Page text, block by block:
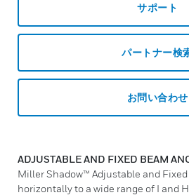
サポート
パートナー検
お問い合わせ
ADJUSTABLE AND FIXED BEAM
Miller Shadow™ Adjustable and
horizontally to a wide range of I and